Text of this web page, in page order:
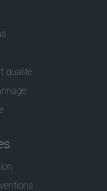
qualité